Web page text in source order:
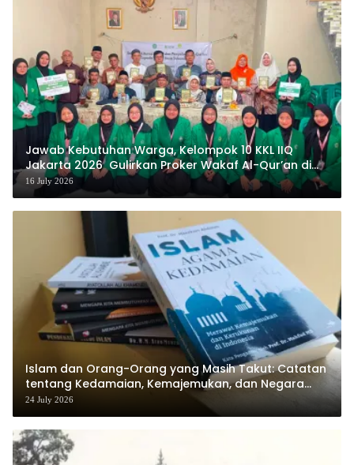
Jawab Kebutuhan Warga, Kelompok 10 KKL IIQ
Jakarta 2026 Gulirkan Proker Wakaf Al-Qur’an di
Sukamanah
16 July 2026
Islam dan Orang-Orang yang Masih Takut: Catatan
tentang Kedamaian, Kemajemukan, dan Negara
dalam Pemikiran Masykuri Abdillah
24 July 2026